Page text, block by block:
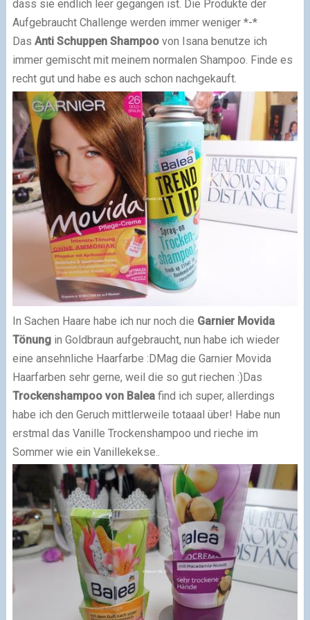
dass sie endlich leer gegangen ist. Die Produkte der
Aufgebraucht Challenge werden immer weniger *-*
Das Anti Schuppen Shampoovon Isana benutze ich
immer gemischt mit meinem normalen Shampoo. Finde es
recht gut und habe es auch schon nachgekauft.
In Sachen Haare habe ich nur noch die Garnier Movida
Tönungin Goldbraun aufgebraucht, nun habe ich wieder
eine ansehnliche Haarfarbe :DMag die Garnier Movida
Haarfarben sehr gerne, weil die so gut riechen :)Das
Trockenshampoo von Baleafind ich super, allerdings
habe ich den Geruch mittlerweile totaaal über! Habe nun
erstmal das Vanille Trockenshampoo und rieche im
Sommer wie ein Vanillekekse..